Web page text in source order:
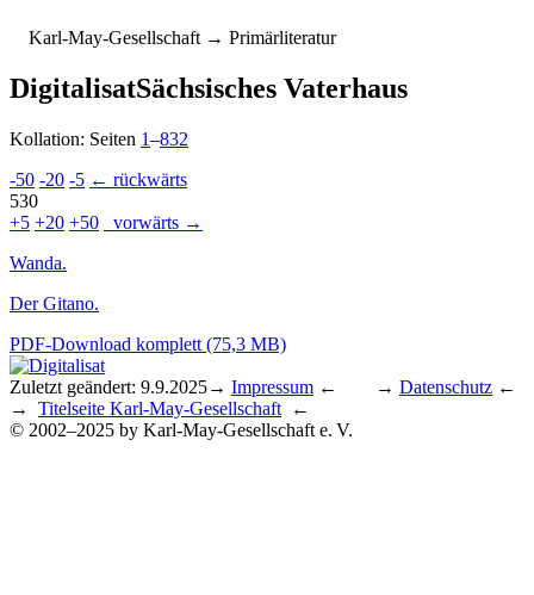
Karl-May-Gesellschaft → Primärliteratur
DigitalisatSächsisches Vaterhaus
Kollation: Seiten 1–832
-50 -20 -5 ← rückwärts
530
+5 +20 +50
vorwärts →
Wanda.
Der Gitano.
PDF-Download komplett (75,3 MB)
Zuletzt geändert: 9.9.2025→ Impressum ← → Datenschutz ←
→ Titelseite Karl-May-Gesellschaft ←
© 2002–2025 by Karl-May-Gesellschaft e. V.